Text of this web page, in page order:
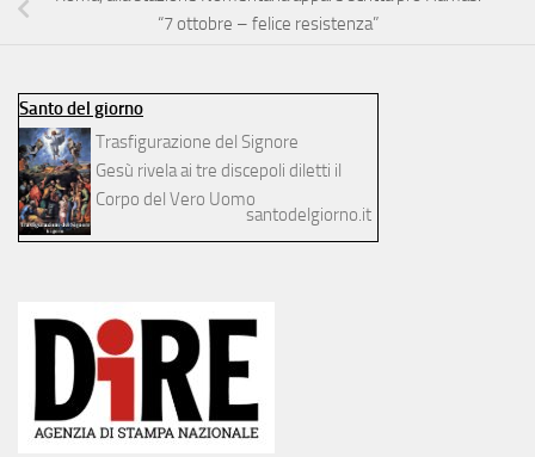
“7 ottobre – felice resistenza”
Santo del giorno
Trasfigurazione del Signore
Gesù rivela ai tre discepoli diletti il
Corpo del Vero Uomo
santodelgiorno.it